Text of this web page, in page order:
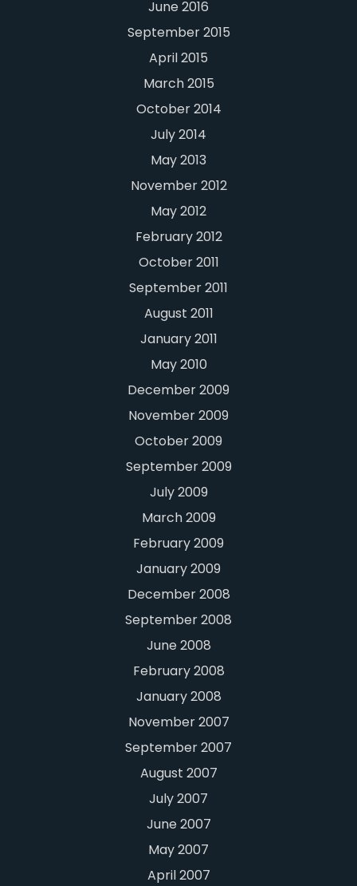
June 2016
September 2015
April 2015
March 2015
October 2014
July 2014
May 2013
November 2012
May 2012
February 2012
October 2011
September 2011
August 2011
January 2011
May 2010
December 2009
November 2009
October 2009
September 2009
July 2009
March 2009
February 2009
January 2009
December 2008
September 2008
June 2008
February 2008
January 2008
November 2007
September 2007
August 2007
July 2007
June 2007
May 2007
April 2007